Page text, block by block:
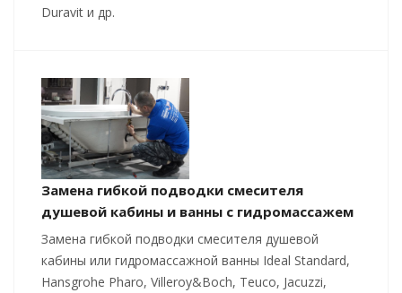
Duravit и др.
Замена гибкой подводки смесителя
душевой кабины и ванны с гидромассажем
Замена гибкой подводки смесителя душевой
кабины или гидромассажной ванны Ideal Standard,
Hansgrohe Pharo, Villeroy&Boch, Teuco, Jacuzzi,